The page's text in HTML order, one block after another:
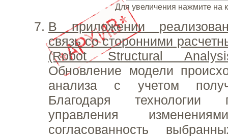
Для увеличения нажмите на
В приложении
связь со сторонними
(Robot Structural
Обновление модели
анализа с учетом
Благодаря технологии
управления
согласованность